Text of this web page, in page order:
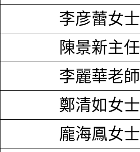
李彦蕾女士
陳景新主任
李麗華老師
鄭清如女士
龐海鳳女士